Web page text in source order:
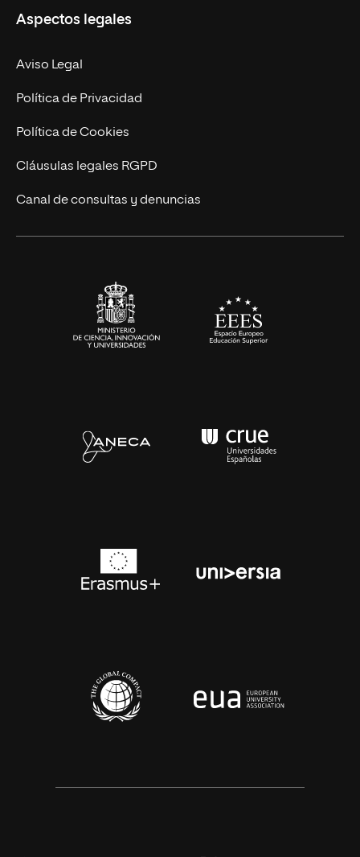
Doctorados
Experto Universitario
Postgrados
Cursos Universitarios
Facultades
Nuestro Equipo
Trabaja en UNIR
Actualidad
UNIR Revista
Eventos
Aspectos legales
Aviso Legal
Política de Privacidad
Política de Cookies
Cláusulas legales RGPD
Canal de consultas y denuncias